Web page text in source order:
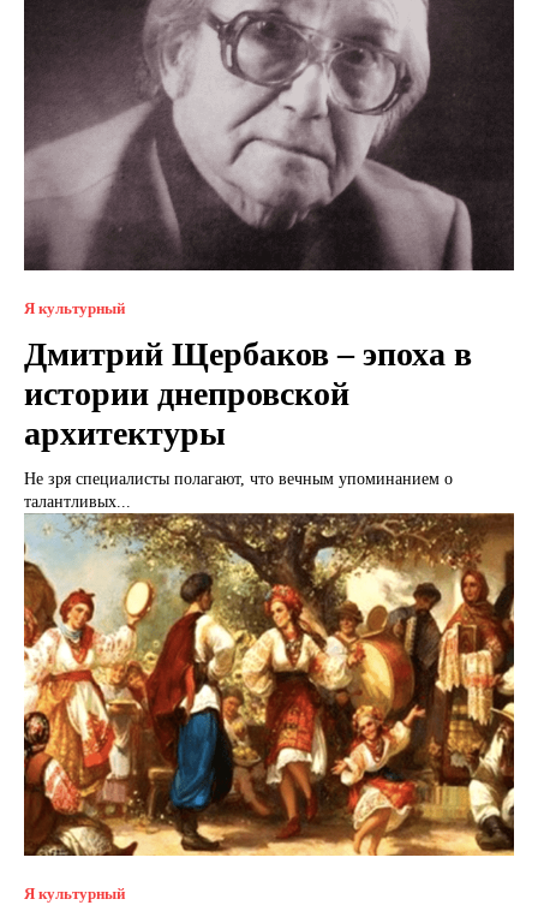
Я культурный
Дмитрий Щербаков – эпоха в
истории днепровской
архитектуры
Не зря специалисты полагают, что вечным упоминанием о
талантливых...
Я культурный